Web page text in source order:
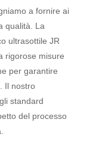
a fornire ai
qualità. La
ultrasottile JR
rigorose misure
per garantire
Il nostro
standard
del processo